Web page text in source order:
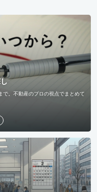
で。不動産のプロの視点でまとめて